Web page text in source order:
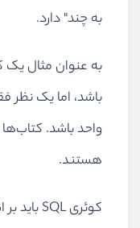
به چند" دارد.
به عنوان مثال یک
باشد، اما یک نظر
واحد باشد. کتاب‌ها
هستند.
کوئریSQLباید